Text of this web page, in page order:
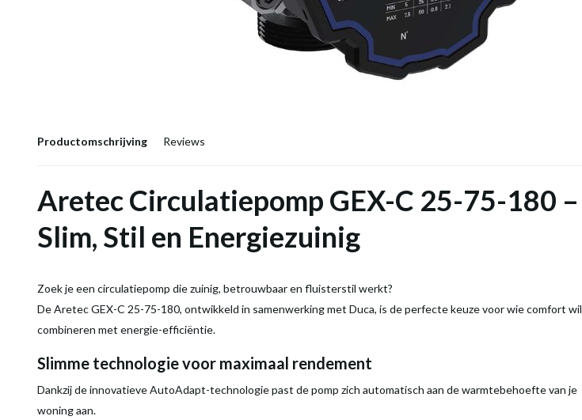
Productomschrijving Reviews
Aretec Circulatiepomp GEX-C 25-75-180 –
Slim, Stil en Energiezuinig
Zoek je een circulatiepomp die zuinig, betrouwbaar en fluisterstil werkt?
De Aretec GEX-C 25-75-180, ontwikkeld in samenwerking met Duca, is de perfecte keuze voor wie comfort wil
combineren met energie-efficiëntie.
Slimme technologie voor maximaal rendement
Dankzij de innovatieve AutoAdapt-technologie past de pomp zich automatisch aan de warmtebehoefte van je
woning aan.